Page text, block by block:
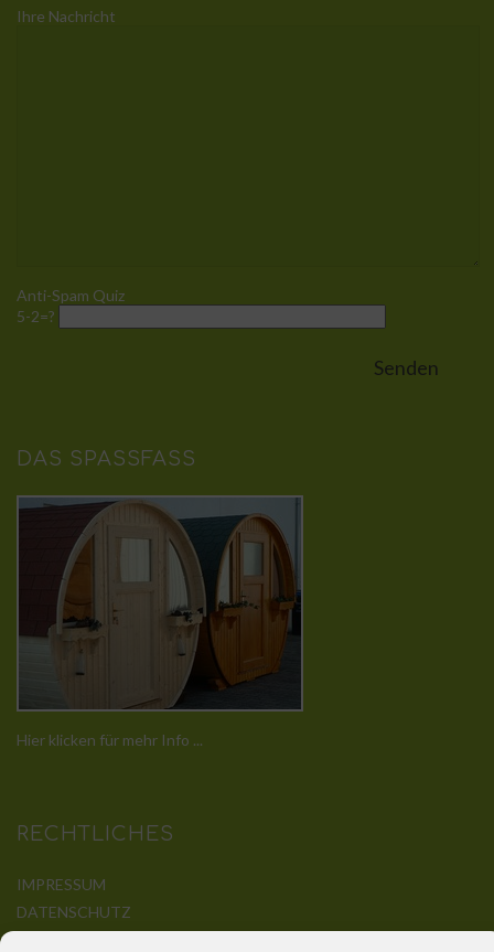
Ihre Nachricht
Anti-Spam Quiz
5-2=?
DAS SPASSFASS
Hier klicken für mehr Info ...
RECHTLICHES
IMPRESSUM
DATENSCHUTZ